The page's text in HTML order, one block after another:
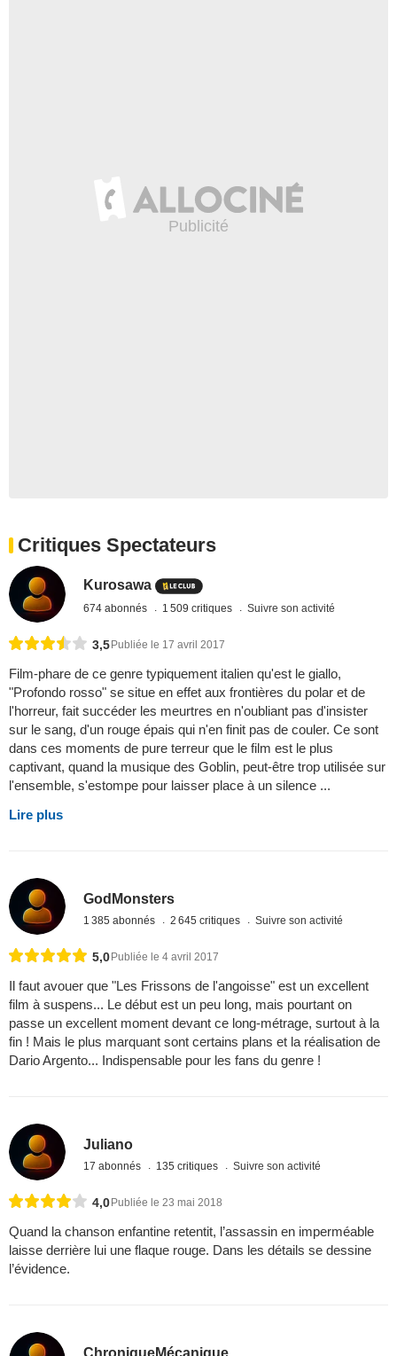
Critiques Spectateurs
Kurosawa
674 abonnés 1 509 critiques Suivre son activité
3,5Publiée le 17 avril 2017
Film-phare de ce genre typiquement italien qu'est le giallo,
"Profondo rosso" se situe en effet aux frontières du polar et de
l'horreur, fait succéder les meurtres en n'oubliant pas d'insister
sur le sang, d'un rouge épais qui n'en finit pas de couler. Ce sont
dans ces moments de pure terreur que le film est le plus
captivant, quand la musique des Goblin, peut-être trop utilisée sur
l'ensemble, s'estompe pour laisser place à un silence ...
Lire plus
GodMonsters
1 385 abonnés 2 645 critiques Suivre son activité
5,0 Publiée le 4 avril 2017
Il faut avouer que "Les Frissons de l'angoisse" est un excellent
film à suspens... Le début est un peu long, mais pourtant on
passe un excellent moment devant ce long-métrage, surtout à la
fin ! Mais le plus marquant sont certains plans et la réalisation de
Dario Argento... Indispensable pour les fans du genre !
Juliano
17 abonnés 135 critiques Suivre son activité
4,0 Publiée le 23 mai 2018
Quand la chanson enfantine retentit, l’assassin en imperméable
laisse derrière lui une flaque rouge. Dans les détails se dessine
l’évidence.
ChroniqueMécanique